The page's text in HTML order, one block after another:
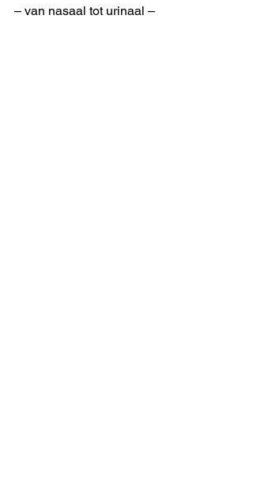
– van nasaal tot urinaal –